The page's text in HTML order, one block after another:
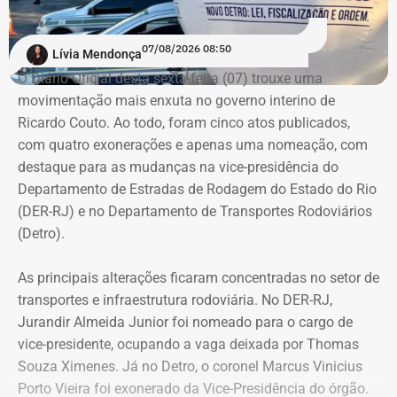
cada uma das estruturas.
COM FÁBIO MARTINS.
Criminal de São Gonçalo, o ex-padre colocava um dos
enteados de castigo em um terraço sem proteção e
incentivava a criança a se jogar do local, afirmando que
encontraria “Papai do Céu” e seria feliz.
Os jurados entenderam que o réu se aproveitou da
vulnerabilidade da vítima para induzi-la a atentar contra a
própria vida.
Uma das crianças precisou ser
especializado após mudança de
comportamento
As investigações tiveram início após uma das crianças,
vítima do ex-padre, apresentar mudanças de
Lívia Mendonça07/08/2026 08:50
O Diário Oficial desta sexta-feira (07) trouxe uma
movimentação mais enxuta no governo interino de
Ricardo Couto. Ao todo, foram cinco atos publicados,
com quatro exonerações e apenas uma nomeação, com
destaque para as mudanças na vice-presidência do
Departamento de Estradas de Rodagem do Estado do Rio
(DER-RJ) e no Departamento de Transportes Rodoviários
(Detro).
As principais alterações ficaram concentradas no setor de
transportes e infraestrutura rodoviária. No DER-RJ,
Jurandir Almeida Junior foi nomeado para o cargo de
vice-presidente, ocupando a vaga deixada por Thomas
Souza Ximenes. Já no Detro, o coronel Marcus Vinicius
Porto Vieira foi exonerado da Vice-Presidência do órgão.